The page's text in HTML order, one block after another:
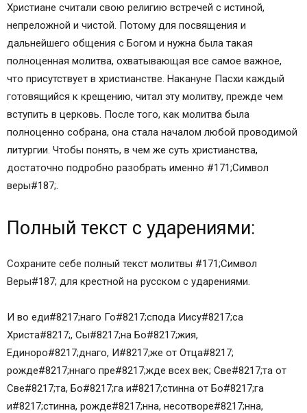
Христиане считали свою религию встречей с истиной,
непреложной и чистой. Потому для посвящения и
дальнейшего общения с Богом и нужна была такая
полноценная молитва, охватывающая все самое важное,
что присутствует в христианстве. Накануне Пасхи каждый
готовящийся к крещению, читал эту молитву, прежде чем
вступить в церковь. После того, как молитва была
полноценно собрана, она стала началом любой проводимой
литургии. Чтобы понять, в чем же суть христианства,
достаточно подробно разобрать именно #171;Символ
веры#187;.
Полный текст с ударениями:
Сохраните себе полный текст молитвы #171;Символ
Веры#187; для крестной на русском с ударениями.
И во еди#8217;наго Го#8217;спода Иису#8217;са
Христа#8217;, Сы#8217;на Бо#8217;жия,
Единоро#8217;днаго, И#8217;же от Отца#8217;
рожде#8217;ннаго пре#8217;жде всех век; Све#8217;та от
Све#8217;та, Бо#8217;га и#8217;стинна от Бо#8217;га
и#8217;стинна, рожде#8217;нна, несотворе#8217;нна,